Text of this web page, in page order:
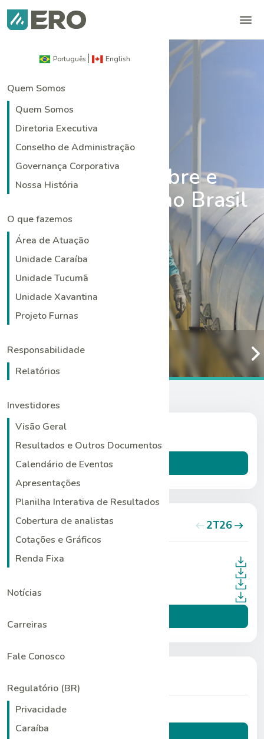
Português English
Quem Somos
Quem Somos
Diretoria Executiva
Conselho de Administração
Governança Corporativa
Nossa História
O que fazemos
Área de Atuação
Unidade Caraíba
Unidade Tucumã
Unidade Xavantina
Projeto Furnas
Responsabilidade
Relatórios
Investidores
Visão Geral
Resultados e Outros Documentos
Calendário de Eventos
Apresentações
Planilha Interativa de Resultados
Cobertura de analistas
Cotações e Gráficos
Renda Fixa
Notícias
Carreiras
Fale Conosco
Regulatório (BR)
Privacidade
Caraíba
Produtora de Cobre e
Ouro com Foco no Brasil
Notícias
Saiba mais
Central de Resultados 2T26 1T26
MD&A*
Apresentação do Webcast*
Não há eventos próximos.